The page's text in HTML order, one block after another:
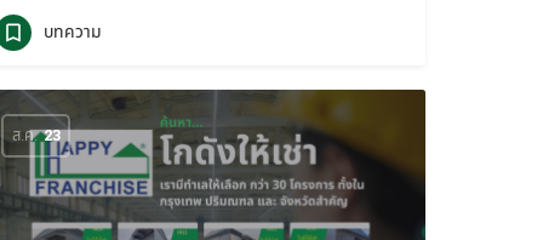
บทความ
ส.ค. 23